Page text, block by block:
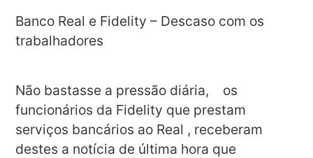
Banco Real e Fidelity – Descaso com os
trabalhadores
Não bastasse a pressão diária,
os
funcionários da Fidelity que prestam
serviços bancários ao Real , receberam
destes a notícia de última hora que